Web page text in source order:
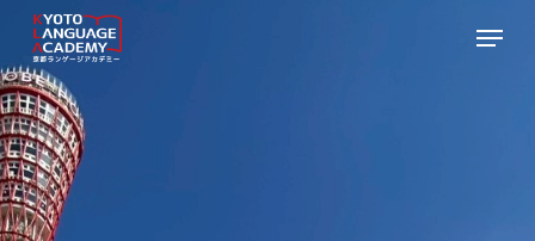
Skip
main
content
Menu